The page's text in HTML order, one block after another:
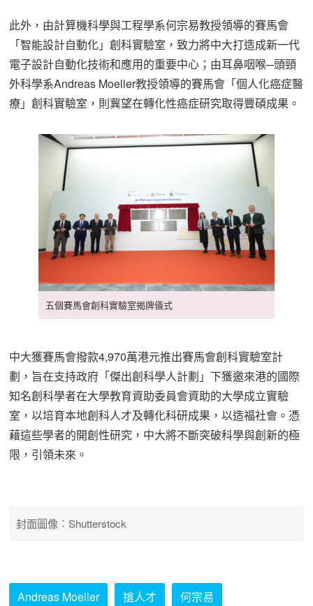
此外，由計算機科學與工程學系何宗易教授領導的賽馬會
「智能設計自動化」創科實驗室，致力將中大打造成新一代
電子設計自動化技術和應用的重要中心；由耳鼻咽喉─頭頸
外科學系Andreas Moeller教授領導的賽馬會「個人化癌症醫
療」創科實驗室，則冀望在轉化性癌症研究取得豐碩成果。
五個賽馬會創科實驗室揭牌儀式
中大獲賽馬會撥款4,970萬港元推出賽馬會創科實驗室計
劃，旨在支持政府「傑出創科學人計劃」下獲邀來港的國際
知名創科學者在大學教育資助委員會資助的大學成立實驗
室，以培育本地創科人才及轉化科研成果，以造福社會。憑
藉這些學者的開創性研究，中大將不斷突破科學與創新的極
限，引領未來。
封面圖像︰Shutterstock
Andreas Moeller 搶人才 何宗易